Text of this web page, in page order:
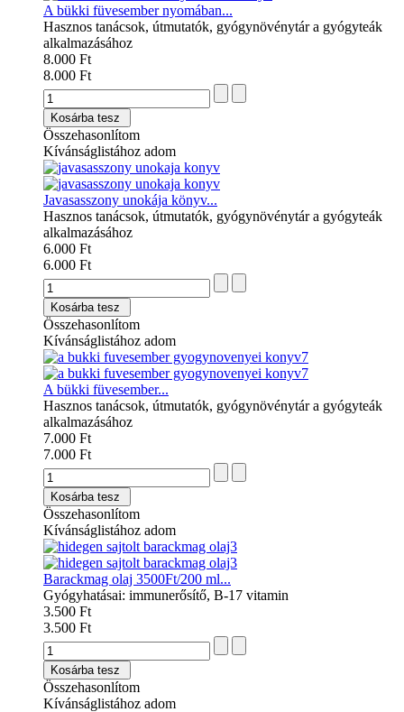
A bükki füvesember nyomában...
Hasznos tanácsok, útmutatók, gyógynövénytár a gyógyteák
alkalmazásához
8.000 Ft
8.000 Ft
Kosárba tesz
Összehasonlítom
Kívánságlistához adom
Javasasszony unokája könyv...
Hasznos tanácsok, útmutatók, gyógynövénytár a gyógyteák
alkalmazásához
6.000 Ft
6.000 Ft
Kosárba tesz
Összehasonlítom
Kívánságlistához adom
A bükki füvesember...
Hasznos tanácsok, útmutatók, gyógynövénytár a gyógyteák
alkalmazásához
7.000 Ft
7.000 Ft
Kosárba tesz
Összehasonlítom
Kívánságlistához adom
Barackmag olaj 3500Ft/200 ml...
Gyógyhatásai: immunerősítő, B-17 vitamin
3.500 Ft
3.500 Ft
Kosárba tesz
Összehasonlítom
Kívánságlistához adom